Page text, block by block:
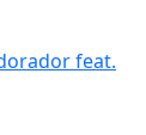
feat.